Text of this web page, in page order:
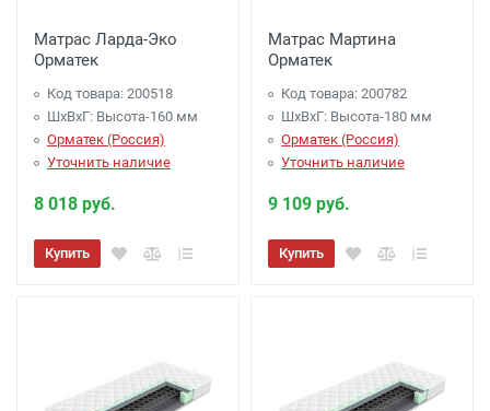
Матрас Ларда-Эко
Орматек
Код товара: 200518
ШхВхГ: Высота-160 мм
Орматек (Россия)
Уточнить наличие
8 018 руб.
Купить
Матрас Мартина
Орматек
Код товара: 200782
ШхВхГ: Высота-180 мм
Орматек (Россия)
Уточнить наличие
9 109 руб.
Купить